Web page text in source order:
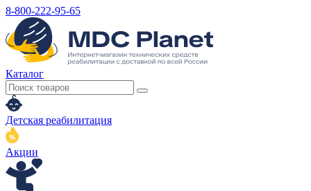
8-800-222-95-65
Каталог
Детская реабилитация
Акции